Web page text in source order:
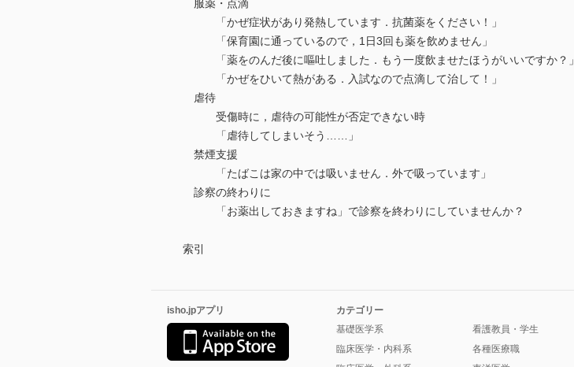
服薬・点滴
「かぜ症状があり発熱しています．抗菌薬をください！」
「保育園に通っているので，1日3回も薬を飲めません」
「薬をのんだ後に嘔吐しました．もう一度飲ませたほうがいいですか？」
「かぜをひいて熱がある．入試なので点滴して治して！」
虐待
受傷時に，虐待の可能性が否定できない時
「虐待してしまいそう……」
禁煙支援
「たばこは家の中では吸いません．外で吸っています」
診察の終わりに
「お薬出しておきますね」で診察を終わりにしていませんか？
索引
isho.jpアプリ
カテゴリー
基礎医学系
臨床医学・内科系
看護教員・学生
各種医療職